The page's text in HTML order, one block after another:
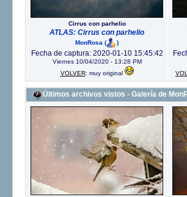
Cirrus con parhelio
ATLAS: Cirrus con parhelio
MonRosa ( )
Fecha de captura: 2020-01-10 15:45:42
Viernes 10/04/2020 - 13:28 PM
VOLVER: muy original
Últimos archivos vistos - Galería de